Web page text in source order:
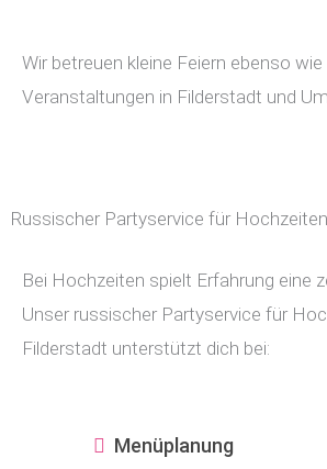
Wir betreuen kleine Feiern ebenso
Veranstaltungen in Filderstadt und
Russischer Partyservice für
Bei Hochzeiten spielt Erfahrung eine
Unser russischer Partyservice für
Filderstadt unterstützt dich bei:
Menüplanung